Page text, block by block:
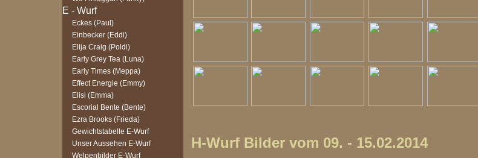
Eckes (Paul)
Einbecker (Eddi)
Elija Craig (Poldi)
Early Grey Tea (Luna)
Early Times (Meppa)
Effect Energie (Emmy)
Elisi (Emma)
Escorial Bente (Bente)
Ezra Brooks (Frieda)
Gewichtstabelle E-Wurf
Unser Aussehen E-Wurf
Welpenbilder E-Wurf
H-Wurf Bilder vom 09. - 15.02.2014